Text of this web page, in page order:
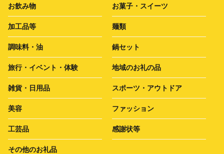
お飲み物 お菓子・スイーツ
加工品等 麺類
調味料・油 鍋セット
旅行・イベント・体験 地域のお礼の品
雑貨・日用品 スポーツ・アウトドア
美容 ファッション
工芸品 感謝状等
その他のお礼品